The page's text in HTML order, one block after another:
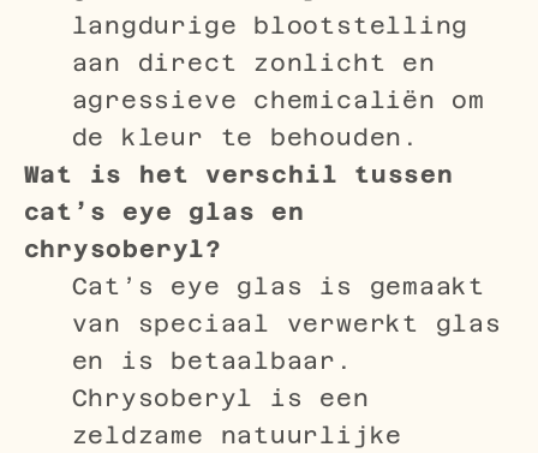
langdurige blootstelling
aan direct zonlicht en
agressieve chemicaliën om
de kleur te behouden.
Wat is het verschil tussen
cat’s eye glas en
chrysoberyl?
Cat’s eye glas is gemaakt
van speciaal verwerkt glas
en is betaalbaar.
Chrysoberyl is een
zeldzame natuurlijke